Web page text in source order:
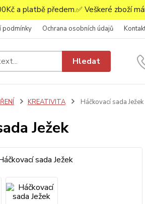
a platbě předem.✅ Veškeré zboží
podmínky Ochrana osobních údajů
Hledat
KREATIVITA Háčkovací sada Ježek
Ježek